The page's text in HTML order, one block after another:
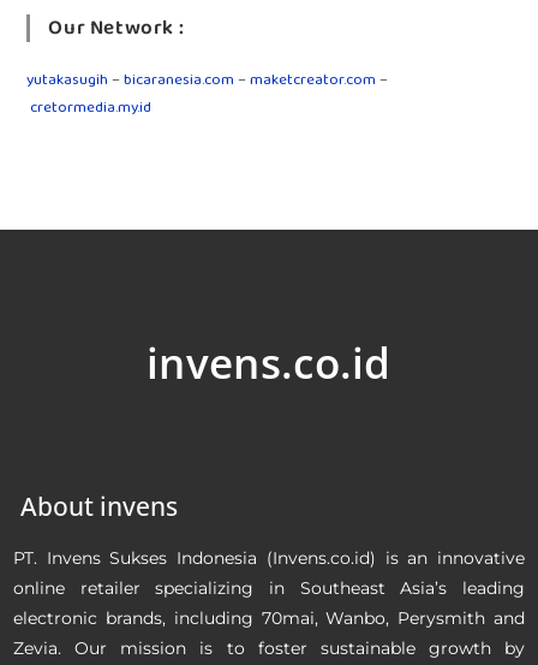
Our Network :
yutakasugih–bicaranesia.com–maketcreator.com–
cretormedia.my.id
invens.co.id
About invens
PT. Invens Sukses Indonesia (Invens.co.id) is an innovative
online retailer specializing in Southeast Asia’s leading
electronic brands, including 70mai, Wanbo, Perysmith and
Zevia. Our mission is to foster sustainable growth by